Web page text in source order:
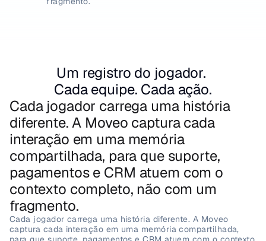
Um registro do jogador.
Cada equipe. Cada ação.
Cada jogador carrega uma história
diferente. A Moveo captura cada
interação em uma memória
compartilhada, para que suporte,
pagamentos e CRM atuem com o
contexto completo, não com um
fragmento.
Cada jogador carrega uma história diferente. A Moveo
captura cada interação em uma memória compartilhada,